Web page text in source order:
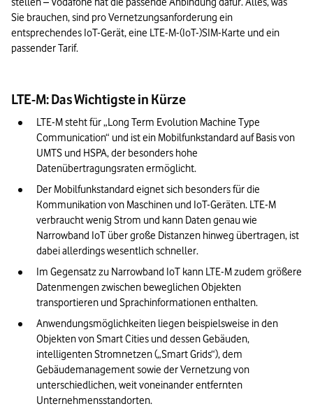
Sie brauchen, sind pro Vernetzungsanforderung ein
entsprechendes IoT-Gerät, eine LTE-M-(IoT-)SIM-Karte und ein
passender Tarif.
LTE-M: Das Wichtigste in Kürze
LTE-M steht für „Long Term Evolution Machine Type
Communication“ und ist ein Mobilfunkstandard auf Basis von
UMTS und HSPA, der besonders hohe
Datenübertragungsraten ermöglicht.
Der Mobilfunkstandard eignet sich besonders für die
Kommunikation von Maschinen und IoT-Geräten. LTE-M
verbraucht wenig Strom und kann Daten genau wie
Narrowband IoT über große Distanzen hinweg übertragen, ist
dabei allerdings wesentlich schneller.
Im Gegensatz zu Narrowband IoT kann LTE-M zudem größere
Datenmengen zwischen beweglichen Objekten
transportieren und Sprachinformationen enthalten.
Anwendungsmöglichkeiten liegen beispielsweise in den
Objekten von Smart Cities und dessen Gebäuden,
intelligenten Stromnetzen („Smart Grids“), dem
Gebäudemanagement sowie der Vernetzung von
unterschiedlichen, weit voneinander entfernten
Unternehmensstandorten.